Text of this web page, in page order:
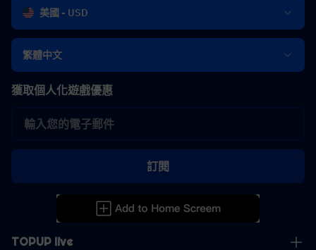
美國 - USD
繁體中文
TOPUP live
獲取個人化遊戲優惠
訂閱